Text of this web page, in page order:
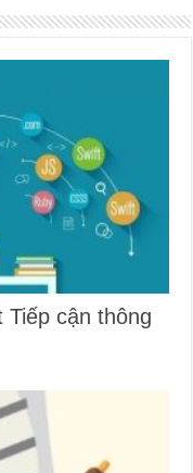
cận thông